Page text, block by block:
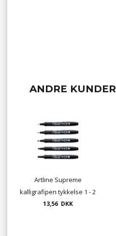
ANDRE
Artline Supreme
kalligrafipen tykkelse 1 - 2
- 3 - 4 eller 5 mm farve sort
13,56 DKK